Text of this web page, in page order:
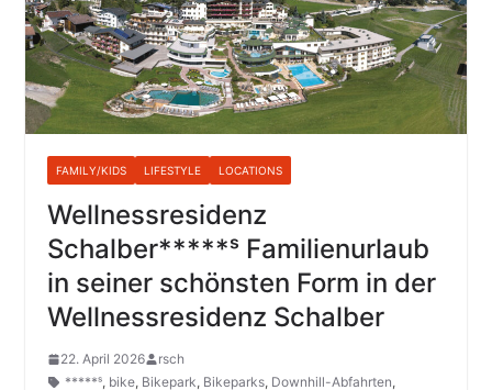
FAMILY/KIDS LIFESTYLE LOCATIONS
Wellnessresidenz
Schalber*****ˢ Familienurlaub
in seiner schönsten Form in der
Wellnessresidenz Schalber
22. April 2026
rsch
*****ˢ, bike, Bikepark, Bikeparks, Downhill-Abfahrten,